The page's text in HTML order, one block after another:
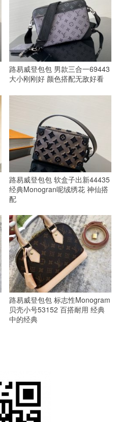
路易威登包包 男款三合一69443
大小刚刚好 颜色搭配无敌好看
路易威登包包 软盒子出新44435
经典Monogran呢绒绣花 神仙搭
配
路易威登包包 标志性Monogram
贝壳小号53152 百搭耐用 经典
中的经典